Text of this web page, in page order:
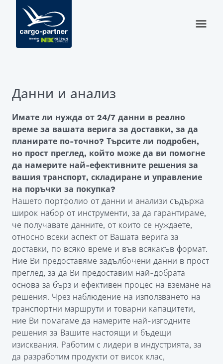
Данни и анализ
Имате ли нужда от 24/7 данни в реално
време за вашата верига за доставки, за да
планирате по-точно? Търсите ли подробен,
но прост преглед, който може да ви помогне
да намерите най-ефективните решения за
вашия транспорт, складиране и управление
на поръчки за покупка?
Нашето портфолио от данни и анализи съдържа
широк набор от инструменти, за да гарантираме,
че получавате данните, от които се нуждаете,
относно всеки аспект от Вашата верига за
доставки, по всяко време и във всякакъв формат.
Ние Ви предоставяме задълбочени данни в прост
преглед, за да Ви предоставим най-добрата
основа за бърз и ефективен процес на вземане на
решения. Чрез наблюдение на използването на
транспортни маршрути и товарни капацитети,
ние Ви помагаме да намерите най-изгодните
решения за Вашите настоящи и бъдещи
изисквания. Работим с лидери в индустрията, за
да разработим продукти от висок клас,